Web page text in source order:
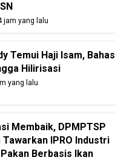
jam yang lalu
Temui Haji Isam, Bahas
Hilirisasi
yang lalu
Membaik, DPMPTSP
IPRO Industri
Berbasis Ikan